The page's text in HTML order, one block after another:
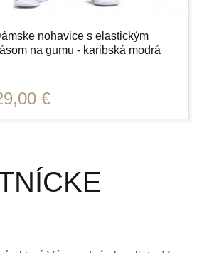
nohavice s elastickým
na gumu - karibská modrá
€